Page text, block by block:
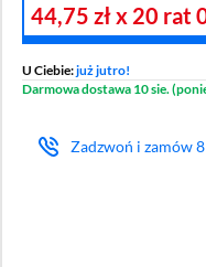
44,75 złx 20 rat
U Ciebie:już jutro!
Darmowa dostawa 10 sie.
Zadzwoń i zamów